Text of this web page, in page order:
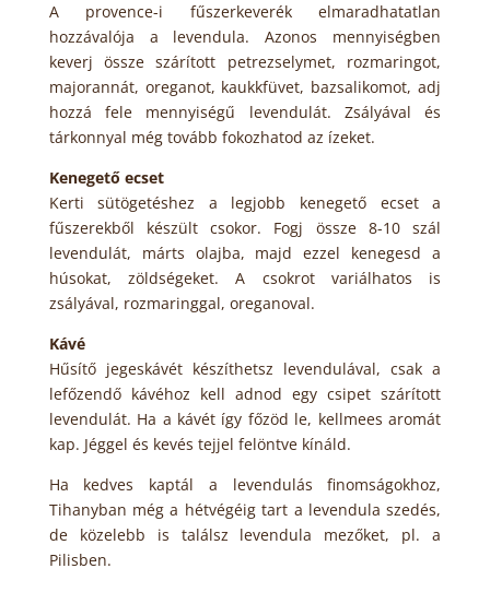
A provence-i fűszerkeverék elmaradhatatlan
hozzávalója a levendula. Azonos mennyiségben
keverj össze szárított petrezselymet, rozmaringot,
majorannát, oreganot, kaukkfüvet, bazsalikomot, adj
hozzá fele mennyiségű levendulát. Zsályával és
tárkonnyal még tovább fokozhatod az ízeket.
Kenegető ecset
Kerti sütögetéshez a legjobb kenegető ecset a
fűszerekből készült csokor. Fogj össze 8-10 szál
levendulát, márts olajba, majd ezzel kenegesd a
húsokat, zöldségeket. A csokrot variálhatos is
zsályával, rozmaringgal, oreganoval.
Kávé
Hűsítő jegeskávét készíthetsz levendulával, csak a
lefőzendő kávéhoz kell adnod egy csipet szárított
levendulát. Ha a kávét így főzöd le, kellmees aromát
kap. Jéggel és kevés tejjel felöntve kínáld.
Ha kedves kaptál a levendulás finomságokhoz,
Tihanyban még a hétvégéig tart a levendula szedés,
de közelebb is találsz levendula mezőket, pl. a
Pilisben.